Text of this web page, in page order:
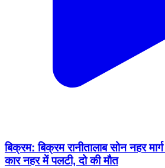
बिक्रम: बिक्रम रानीतालाब सोन नहर
कार नहर में पलटी, दो की मौत